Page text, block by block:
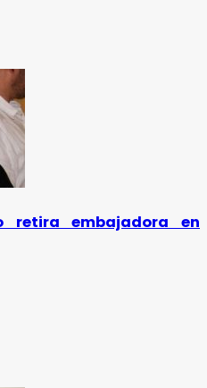
retira embajadora en